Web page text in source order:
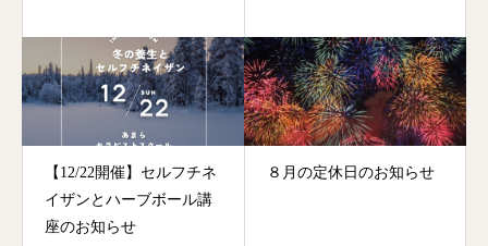
【12/22開催】セルフチネ
イザンとハーブボール講
座のお知らせ
８月の定休日のお知らせ